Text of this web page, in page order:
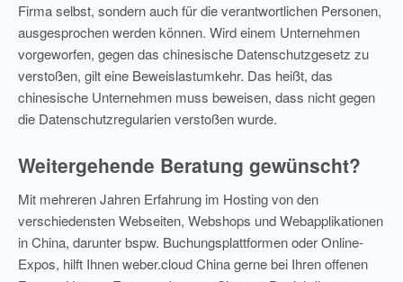
Firma selbst, sondern auch für die verantwortlichen Personen,
ausgesprochen werden können. Wird einem Unternehmen
vorgeworfen, gegen das chinesische Datenschutzgesetz zu
verstoßen, gilt eine Beweislastumkehr. Das heißt, das
chinesische Unternehmen muss beweisen, dass nicht gegen
die Datenschutzregularien verstoßen wurde.
Weitergehende Beratung gewünscht?
Mit mehreren Jahren Erfahrung im Hosting von den
verschiedensten Webseiten, Webshops und Webapplikationen
in China, darunter bspw. Buchungsplattformen oder Online-
Expos, hilft Ihnen weber.cloud China gerne bei Ihren offenen